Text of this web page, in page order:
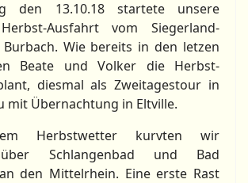
den 13.10.18 startete unsere
Ausfahrt vom Siegerland-
Wie bereits in den letzen
Beate und Volker die Herbst-
diesmal als Zweitagestour in
mit Übernachtung in Eltville.
Herbstwetter kurvten wir
Schlangenbad und Bad
den Mittelrhein. Eine erste Rast